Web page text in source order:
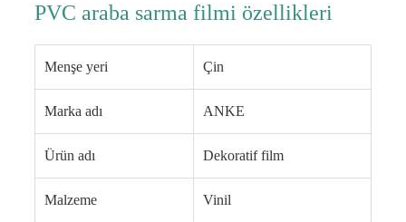
PVC araba sarma filmi özellikleri
Menşe yeri Çin
Marka adı ANKE
Ürün adı Dekoratif film
Malzeme Vinil